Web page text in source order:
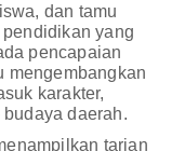
dan tamu
yang
pencapaian
mengembangkan
karakter,
daerah.
tarian